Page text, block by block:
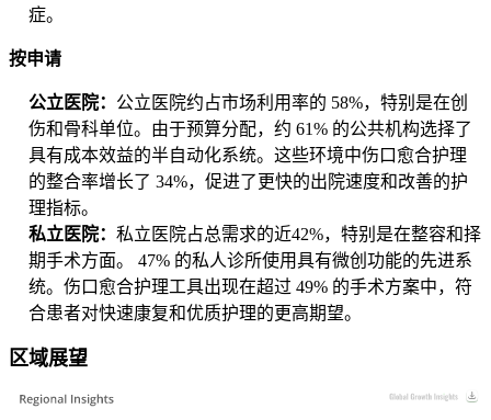
症。
按申请
公立医院： 公立医院约占市场利用率的 58%，特别是在创
伤和骨科单位。由于预算分配，约 61% 的公共机构选择了
具有成本效益的半自动化系统。这些环境中伤口愈合护理
的整合率增长了 34%，促进了更快的出院速度和改善的护
理指标。
私立医院： 私立医院占总需求的近42%，特别是在整容和择
期手术方面。 47% 的私人诊所使用具有微创功能的先进系
统。伤口愈合护理工具出现在超过 49% 的手术方案中，符
合患者对快速康复和优质护理的更高期望。
区域展望